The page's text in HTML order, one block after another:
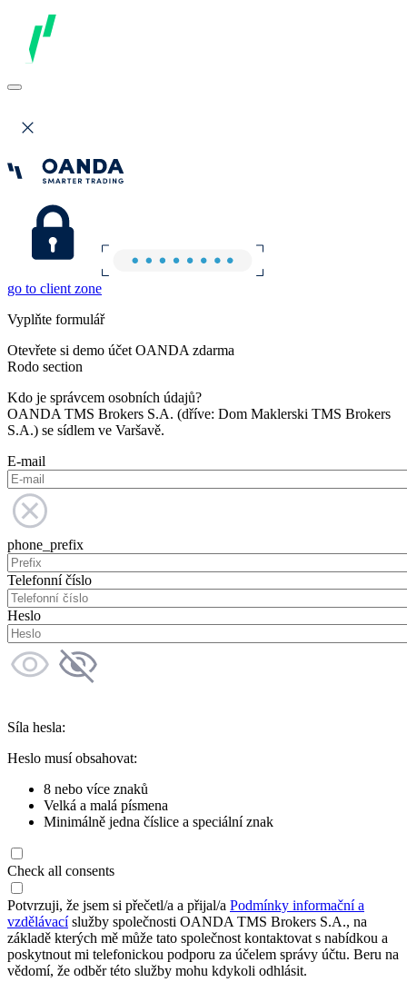
go to client zone
Vyplňte formulář
Otevřete si demo účet OANDA zdarma
Rodo section
Kdo je správcem osobních údajů?
OANDA TMS Brokers S.A. (dříve: Dom Maklerski TMS Brokers
S.A.) se sídlem ve Varšavě.
E-mail
phone_prefix
Telefonní číslo
Heslo
Síla hesla:
Heslo musí obsahovat:
8 nebo více znaků
Velká a malá písmena
Minimálně jedna číslice a speciální znak
Check all consents
Potvrzuji, že jsem si přečetl/a a přijal/a Podmínky informační a
vzdělávacíslužby společnosti OANDA TMS Brokers S.A., na
základě kterých mě může tato společnost kontaktovat s nabídkou a
poskytnout mi telefonickou podporu za účelem správy účtu. Beru na
vědomí, že odběr této služby mohu kdykoli odhlásit.